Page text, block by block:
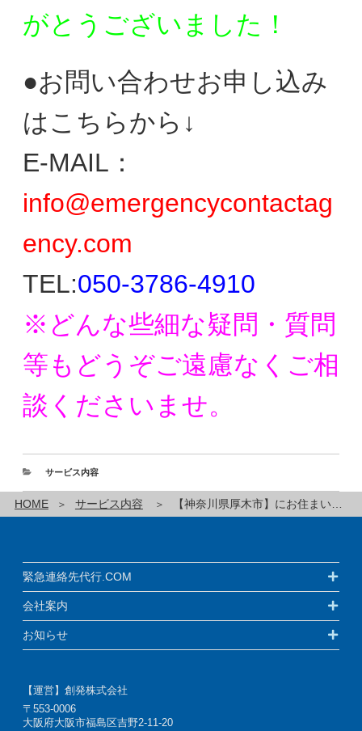
がとう ございました！
●お問い合わせお申し込み
はこちらから↓
E-MAIL：
info@emergencycontactag
ency.com
TEL:050-3786-4910
※どんな些細な疑問・質問
等もどうぞご遠慮なく ご相
談くださいませ。
サービス内容
HOME サービス内容 【神奈川県厚木市】にお住まいの方の緊急連絡先代行サービスです！
緊急連絡先代行.COM
会社案内
お知らせ
【運営】創発株式会社
〒553-0006
大阪府大阪市福島区吉野2-11-20